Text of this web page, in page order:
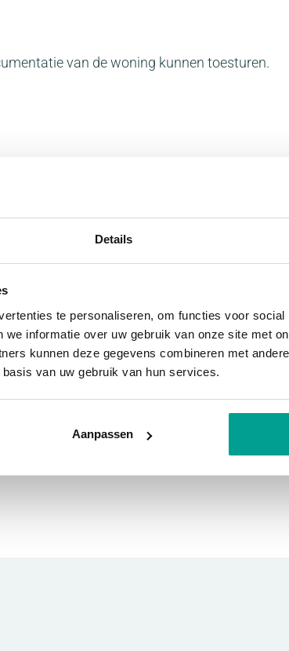
Details
te personaliseren, om functies voor
informatie over uw gebruik van onze site met
kunnen deze gegevens combineren met
van uw gebruik van hun services.
Aanpassen
van de woning kunnen toesturen.